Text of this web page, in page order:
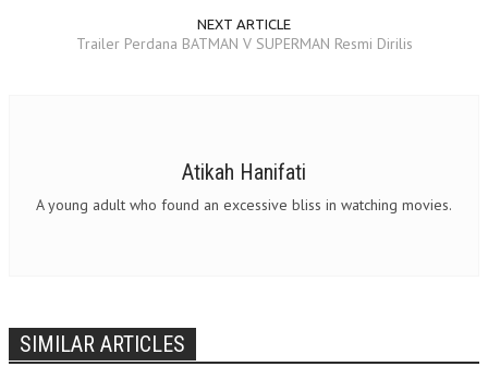
NEXT ARTICLE
Trailer Perdana BATMAN V SUPERMAN Resmi Dirilis
Atikah Hanifati
A young adult who found an excessive bliss in watching movies.
SIMILAR ARTICLES